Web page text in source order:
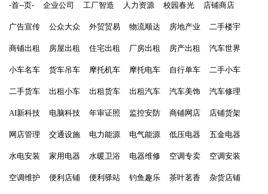
-首--页- 企业公司 工厂智造 人力资源 校园春光 店铺商店
广告宣传 公众大众 外贸贸易 物流顺达 房地产业 二手楼宇
商铺出租 房屋出租 住宅出租 厂房出租 房产出租 汽车世界
小车名车 货车吊车 摩托机车 摩托电车 自行单车 二手小车
二手货车 出租小车 出租货车 出租汽车 汽车美饰 汽车修理
AI新科技 电脑科技 年审证照 监控安防 商铺网店 店铺货架
网店管理 交通设施 电力能源 电气能源 低压电器 五金电器
水电安装 家用电器 水暖卫浴 电器维修 空调专卖 空调安装
空调维护 便利店铺 便利驿站 钓鱼趣乐 茶叶茗香 杂货店铺